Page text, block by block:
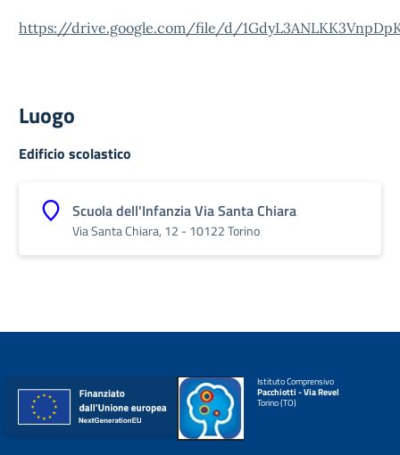
https://drive.google.com/file/d/
Luogo
Edificio scolastico
Scuola dell'Infanzia Via Santa Chiara
Via Santa Chiara, 12 - 10122 Torino
Istituto Comprensivo
Pacchiotti - Via Revel
Torino (TO)